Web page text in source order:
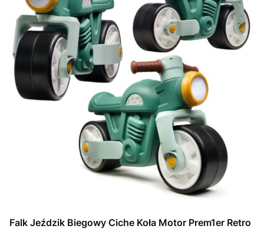
Falk Jeździk Biegowy Ciche Koła Motor Prem1er Retro